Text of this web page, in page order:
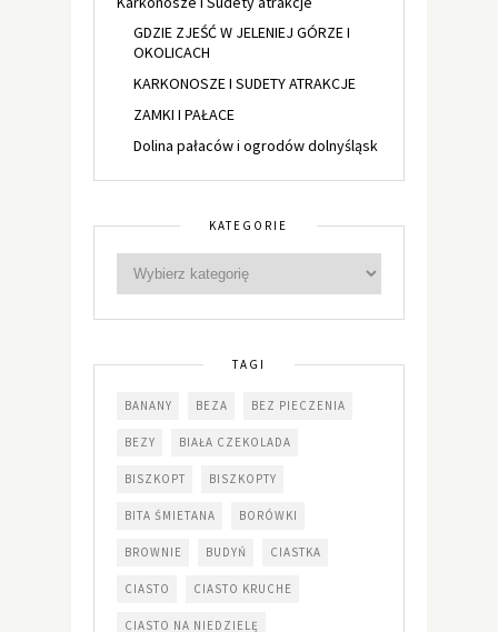
GDZIE ZJEŚĆ W JELENIEJ GÓRZE I
OKOLICACH
KARKONOSZE I SUDETY ATRAKCJE
ZAMKI I PAŁACE
Dolina pałaców i ogrodów dolnyśląsk
KATEGORIE
TAGI
BANANY BEZA BEZ PIECZENIA
BEZY BIAŁA CZEKOLADA
BISZKOPT BISZKOPTY
BITA ŚMIETANA BORÓWKI
BROWNIE BUDYŃ CIASTKA
CIASTO CIASTO KRUCHE
CIASTO NA NIEDZIELĘ